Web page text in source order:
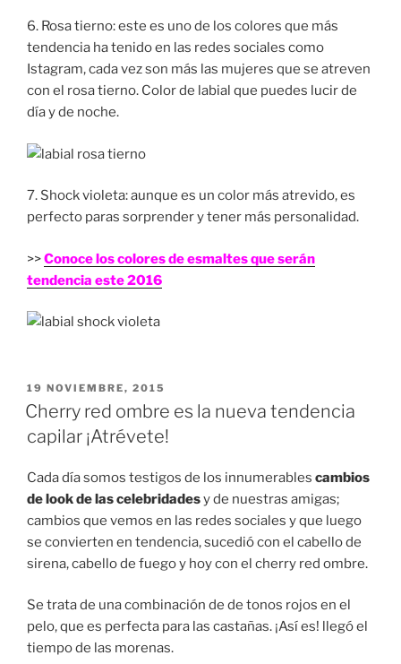
6. Rosa tierno: este es uno de los colores que más
tendencia ha tenido en las redes sociales como
Istagram, cada vez son más las mujeres que se atreven
con el rosa tierno. Color de labial que puedes lucir de
día y de noche.
7. Shock violeta: aunque es un color más atrevido, es
perfecto paras sorprender y tener más personalidad.
>>Conoce los colores de esmaltes que serán
tendencia este 2016
PUBLICADO
EN
19 NOVIEMBRE, 2015
Cherry red ombre es la nueva tendencia
capilar ¡Atrévete!
Cada día somos testigos de los innumerables cambios
de look de las celebridadesy de nuestras amigas;
cambios que vemos en las redes sociales y que luego
se convierten en tendencia, sucedió con el cabello de
sirena, cabello de fuego y hoy con el cherry red ombre.
Se trata de una combinación de de tonos rojos en el
pelo, que es perfecta para las castañas. ¡Así es! llegó el
tiempo de las morenas.